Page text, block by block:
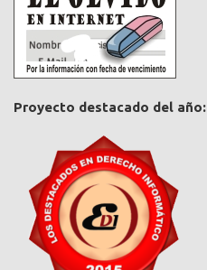
Proyecto destacado del año: